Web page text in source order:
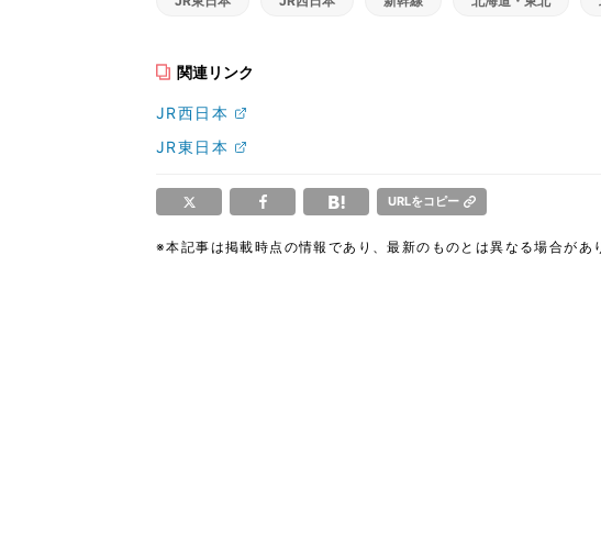
関連リンク
JR西日本
JR東日本
URLをコピー
※本記事は掲載時点の情報であり、最新のものとは異なる場合があ